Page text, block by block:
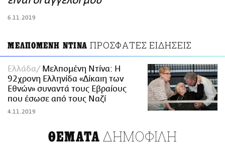
6.11.2019
ΜΕΛΠΟΜΕΝΗ ΝΤΙΝΑ ΠΡΟΣΦΑΤΕΣ ΕΙΔΗΣΕΙΣ
Ελλάδα
Μελπομένη Ντίνα: Η
92χρονη Ελληνίδα «Δίκαιη των
Εθνών» συναντά τους Εβραίους
που έσωσε από τους Ναζί
4.11.2019
ΘΕΜΑΤΑ ΔΗΜΟΦΙΛΗ